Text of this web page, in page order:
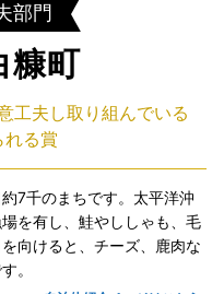
部門
糠町
工夫し取り組んでいる
れる賞
7千のまちです。太平洋沖
を有し、鮭やししゃも、毛
向けると、チーズ、鹿肉な
す。